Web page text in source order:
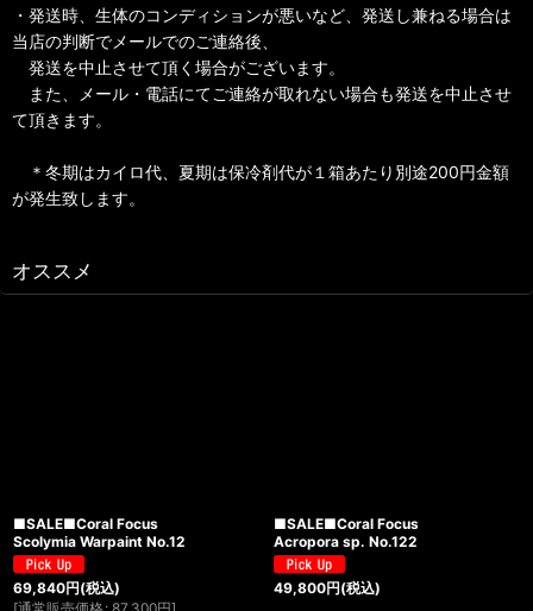
・発送時、生体のコンディションが悪いなど、発送し兼ねる場合は
当店の判断でメールでのご連絡後、
発送を中止させて頂く場合がございます。
また、メール・電話にてご連絡が取れない場合も発送を中止させ
て頂きます。
＊冬期はカイロ代、夏期は保冷剤代が１箱あたり別途200円金額
が発生致します。
オススメ
■SALE■Coral Focus
Scolymia Warpaint No.12
69,840円(税込)
■SALE■Coral Focus
Acropora sp. No.122
49,800円(税込)